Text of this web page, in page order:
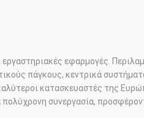
εφαρμογές.
πάγκους, κεντρικά
κατασκευαστές της
πολύχρονη συνεργασία,